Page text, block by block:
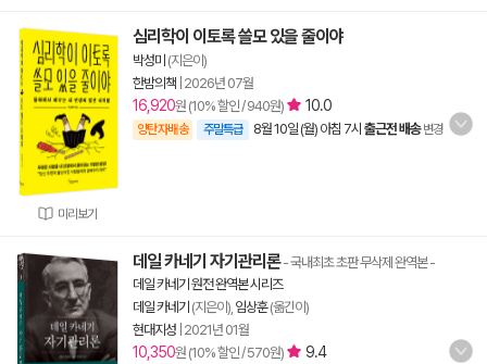
미리보기
심리학이 이토록 쓸모 있을 줄이야
박성미 (지은이)
한밤의책 2026년 07월
16,920원 (10% 할인 / 940원) 10.0
양탄자배송 주말특급 8월 10일 (월) 아침 7시 출근전 배송 변경
데일 카네기 자기관리론- 국내최초 초판 무삭제 완역본-
데일 카네기 원전 완역본 시리즈
데일 카네기 (지은이), 임상훈(옮긴이)
현대지성 2021년 01월
10,350원 (10% 할인 / 570원) 9.4